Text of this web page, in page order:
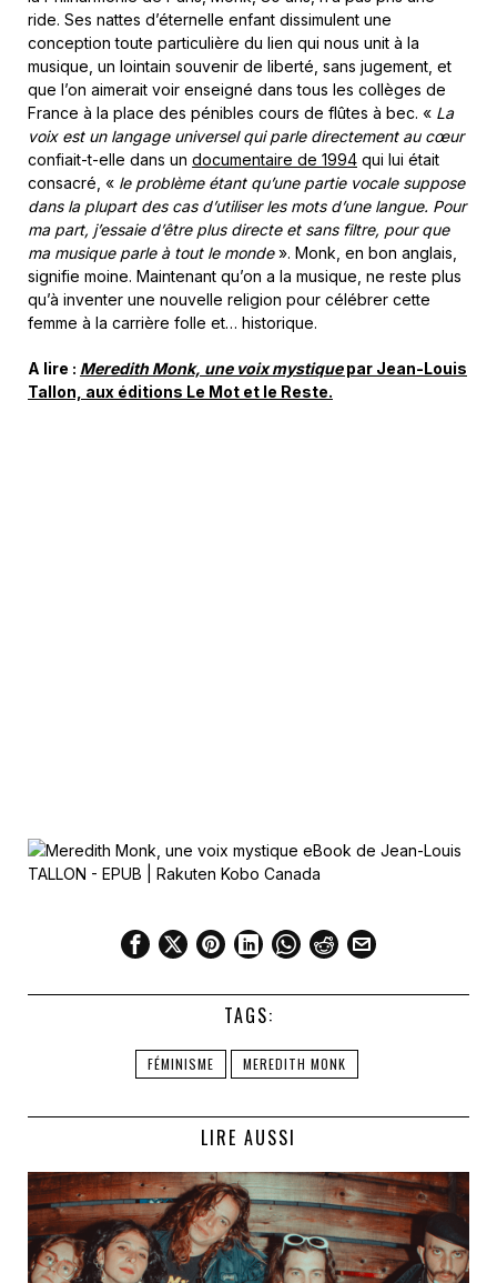
ride. Ses nattes d’éternelle enfant dissimulent une
conception toute particulière du lien qui nous unit à la
musique, un lointain souvenir de liberté, sans jugement, et
que l’on aimerait voir enseigné dans tous les collèges de
France à la place des pénibles cours de flûtes à bec. « La
voix est un langage universel qui parle directement au cœur
confiait-t-elle dans un documentaire de 1994 qui lui était
consacré, « le problème étant qu’une partie vocale suppose
dans la plupart des cas d’utiliser les mots d’une langue. Pour
ma part, j’essaie d’être plus directe et sans filtre, pour que
ma musique parle à tout le monde». Monk, en bon anglais,
signifie moine. Maintenant qu’on a la musique, ne reste plus
qu’à inventer une nouvelle religion pour célébrer cette
femme à la carrière folle et… historique.
A lire : Meredith Monk, une voix mystiquepar Jean-Louis
Tallon, aux éditions Le Mot et le Reste.
TAGS:
FÉMINISME MEREDITH MONK
LIRE AUSSI